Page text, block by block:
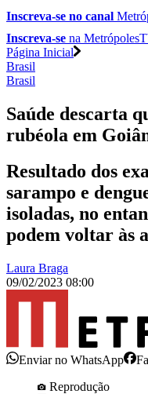
Inscreva-se no canal
Inscreva-se na
Página Inicial
Brasil
Brasil
Saúde descarta
rubéola em
Resultado dos
sarampo e
isoladas, no
podem voltar às
Laura Braga
09/02/2023 08:00
Enviar no WhatsApp
Reprodução